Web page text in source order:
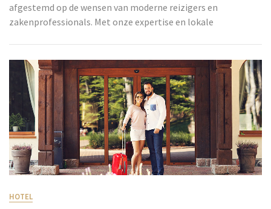
afgestemd op de wensen van moderne reizigers en
zakenprofessionals. Met onze expertise en lokale
HOTEL